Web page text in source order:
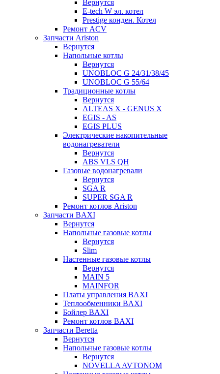
Вернутся
E-tech W эл. котел
Prestige конден. Котел
Ремонт ACV
Запчасти Ariston
Вернутся
Напольные котлы
Вернутся
UNOBLOC G 24/31/38/45
UNOBLOC G 55/64
Традиционные котлы
Вернутся
ALTEAS X - GENUS X
EGIS - AS
EGIS PLUS
Электрические накопительные
водонагреватели
Вернутся
ABS VLS QH
Газовые водонагревали
Вернутся
SGA R
SUPER SGA R
Ремонт котлов Ariston
Запчасти BAXI
Вернутся
Напольные газовые котлы
Вернутся
Slim
Настенные газовые котлы
Вернутся
MAIN 5
MAINFOR
Платы управления BAXI
Теплообменники BAXI
Бойлер BAXI
Ремонт котлов BAXI
Запчасти Beretta
Вернутся
Напольные газовые котлы
Вернутся
NOVELLA AVTONOM